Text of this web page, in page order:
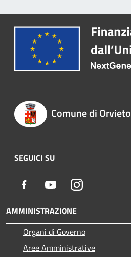
Comune di Orvieto
SEGUICI SU
Facebook YoutubeInstagram
AMMINISTRAZIONE
Organi di Governo
Aree Amministrative